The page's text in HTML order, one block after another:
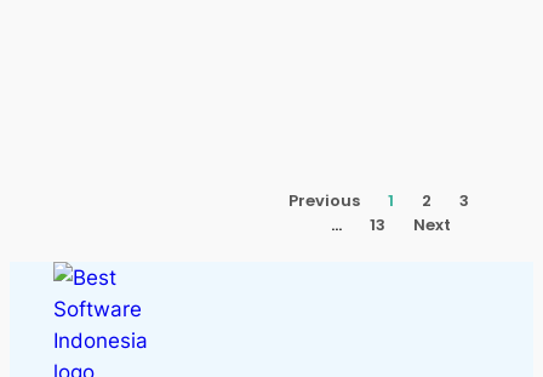
Previous 1 2
3
…
13 Next